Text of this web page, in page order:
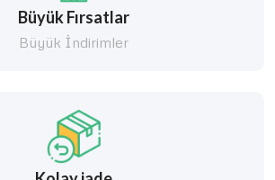
Büyük Fırsatlar
Büyük İndirimler